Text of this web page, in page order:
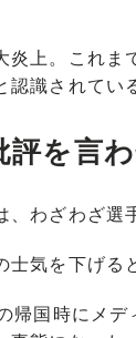
上。これま
識されてい
を言わ
わざわざ選
気を下げる
国時にメデ